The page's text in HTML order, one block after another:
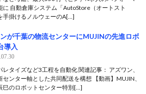
に 自動倉庫システム「AutoStore（オートスト
手掛けるノルウェーのA[…]
が千葉の物流センターにMUJINの先進ロボ
導入
レタイズなど3工程を自動化 関連記事： アズワン、
センター軸とした共同配送を構想 【動画】MUJIN、
巳のロボットセンター特別[…]